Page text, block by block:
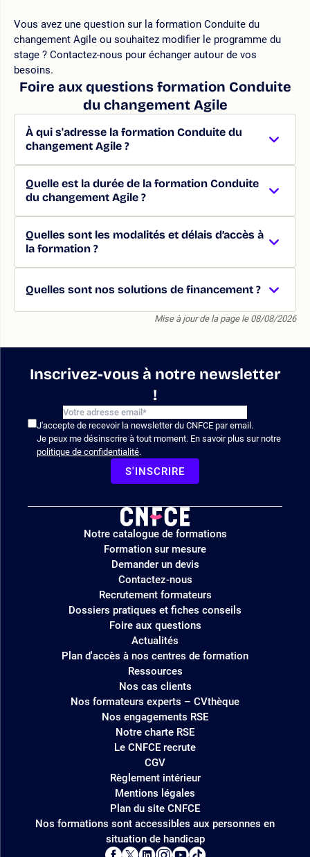
Vous avez une question sur la formation Conduite du
changement Agile ou souhaitez modifier le programme du
stage ? Contactez-nous pour échanger autour de vos
besoins.
Foire aux questions formation Conduite
du changement Agile
À qui s'adresse la formation Conduite du
changement Agile ?
Quelle est la durée de la formation Conduite
du changement Agile ?
Quelles sont les modalités et délais d’accès à
la formation ?
Quelles sont nos solutions de financement ?
Mise à jour de la page le 08/08/2026
Inscrivez-vous à notre newsletter
!
J'accepte de recevoir la newsletter du CNFCE par email.
Je peux me désinscrire à tout moment. En savoir plus sur notre
politique de confidentialité.
S'INSCRIRE
Logo
site
Notre catalogue de formations
Formation sur mesure
Demander un devis
Contactez-nous
Recrutement formateurs
Dossiers pratiques et fiches conseils
Foire aux questions
Actualités
Plan d'accès à nos centres de formation
Ressources
Nos cas clients
Nos formateurs experts – CVthèque
Nos engagements RSE
Notre charte RSE
Le CNFCE recrute
CGV
Règlement intérieur
Mentions légales
Plan du site CNFCE
Nos formations sont accessibles aux personnes en
situation de handicap